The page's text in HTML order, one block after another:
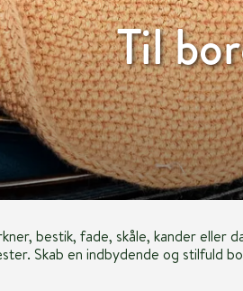
Til
bestik, fade, skåle, kander
Skab en indbydende og stilfuld